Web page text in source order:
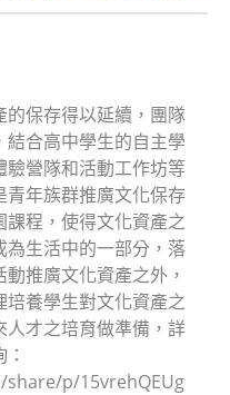
保存得以延續，團隊
合高中學生的自主學
驗營隊和活動工作坊等
青年族群推廣文化保存
程，使得文化資產之
生活中的一部分，落
推廣文化資產之外，
養學生對文化資產之
才之培育做準備，詳
p/15vrehQEUg